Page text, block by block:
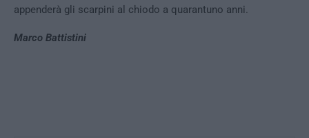
appenderà gli scarpini al chiodo a quarantuno anni.
Marco Battistini